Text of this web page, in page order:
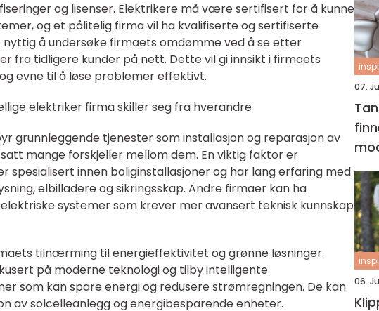
og lisenser. Elektrikere må være sertifisert for å kunne
og et pålitelig firma vil ha kvalifiserte og sertifiserte
å undersøke firmaets omdømme ved å se etter
fra tidligere kunder på nett. Dette vil gi innsikt i firmaets
evne til å løse problemer effektivt.
elektriker firma skiller seg fra hverandre
grunnleggende tjenester som installasjon og reparasjon av
mange forskjeller mellom dem. En viktig faktor er
spesialisert innen boliginstallasjoner og har lang erfaring med
elbilladere og sikringsskap. Andre firmaer kan ha
systemer som krever mer avansert teknisk kunnskap
tilnærming til energieffektivitet og grønne løsninger.
på moderne teknologi og tilby intelligente
som kan spare energi og redusere strømregningen. De kan
av solcelleanlegg og energibesparende enheter.
07.
06.